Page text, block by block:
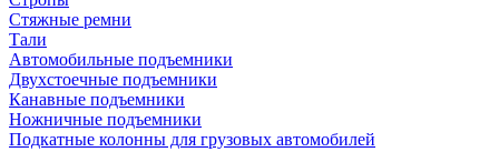
Стяжные ремни
Тали
Автомобильные подъемники
Двухстоечные подъемники
Канавные подъемники
Ножничные подъемники
Подкатные колонны для грузовых автомобилей